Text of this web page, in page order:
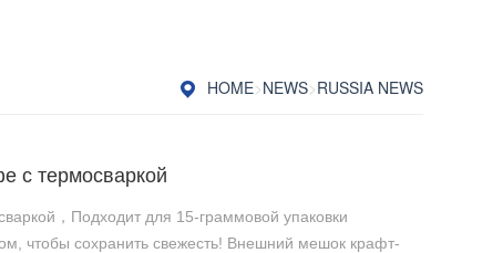
HOME>NEWS>RUSSIA NEWS
с термосваркой
，Подходит для 15-граммовой упаковки
чтобы сохранить свежесть! Внешний мешок крафт-